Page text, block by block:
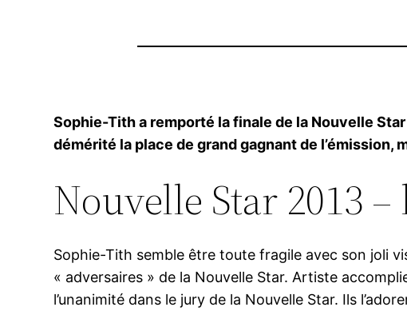
Sophie-Tith a remporté la finale de la Nouvelle
démérité la place de grand gagnant de
Nouvelle Star 2013
Sophie-Tith semble être toute fragile avec son joli
« adversaires » de la Nouvelle Star. Artiste
l’unanimité dans le jury de la Nouvelle Star. Ils